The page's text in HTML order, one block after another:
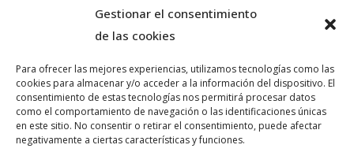
Gestionar el consentimiento
de las cookies
Para ofrecer las mejores experiencias, utilizamos tecnologías como las
cookies para almacenar y/o acceder a la información del dispositivo. El
consentimiento de estas tecnologías nos permitirá procesar datos
como el comportamiento de navegación o las identificaciones únicas
en este sitio. No consentir o retirar el consentimiento, puede afectar
negativamente a ciertas características y funciones.
© PLATAFORMA GUINDALERA 2026 teatro@guindalera.com